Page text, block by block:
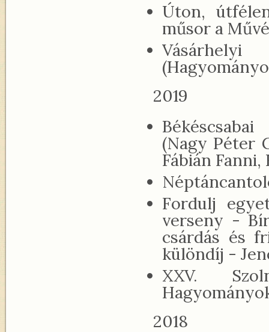
Úton,
műsor a
2019
(Nagy Péter
Fábián
Fordulj
verseny -
csárdás és
különdíj -
XXV.
2018